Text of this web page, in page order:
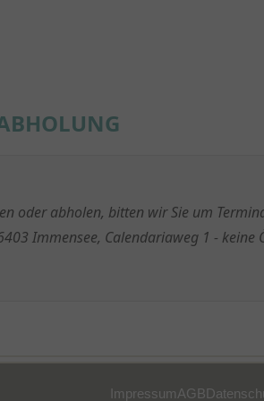
oder abholen, bitten wir Sie um
Immensee, Calendariaweg 1 -
ImpressumAGB